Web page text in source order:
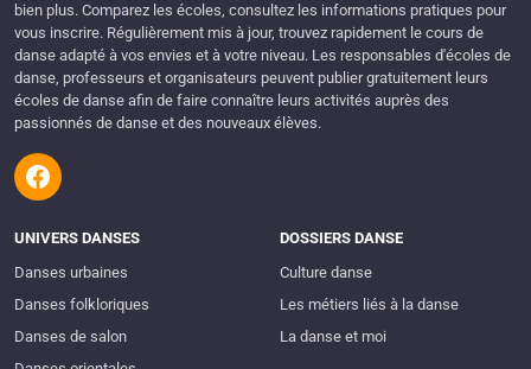
bien plus. Comparez les écoles, consultez les informations pratiques pour
vous inscrire. Régulièrement mis à jour, trouvez rapidement le cours de
danse adapté à vos envies et à votre niveau. Les responsables d'écoles de
danse, professeurs et organisateurs peuvent publier gratuitement leurs
écoles de danse afin de faire connaître leurs activités auprès des
passionnés de danse et des nouveaux élèves.
UNIVERS DANSES
Danses urbaines
Danses folkloriques
Danses de salon
DOSSIERS DANSE
Culture danse
Les métiers liés à la danse
La danse et moi